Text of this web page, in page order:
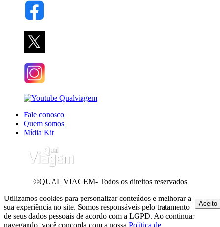
Fale conosco
Quem somos
Mídia Kit
©QUAL VIAGEM- Todos os direitos reservados
Utilizamos cookies para personalizar conteúdos e melhorar a
sua experiência no site. Somos responsáveis pelo tratamento
de seus dados pessoais de acordo com a LGPD. Ao continuar
navegando, você concorda com a nossa Política de
Aceito